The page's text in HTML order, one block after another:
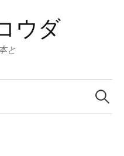
ウダ
と
Search
for: